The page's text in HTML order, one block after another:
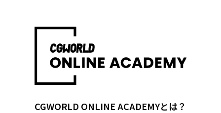
CGWORLD ONLINE ACADEMYとは？